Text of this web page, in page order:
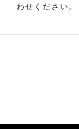
わせください。